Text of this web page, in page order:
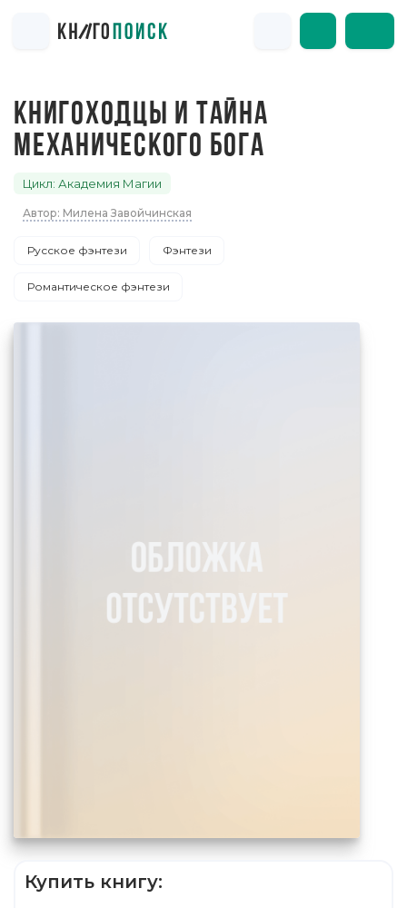
КНИГОХОДЦЫ И ТАЙНА
МЕХАНИЧЕСКОГО БОГА
Цикл: Академия Магии
Автор: Милена Завойчинская
Русское фэнтези Фэнтези
Романтическое фэнтези
Купить книгу: